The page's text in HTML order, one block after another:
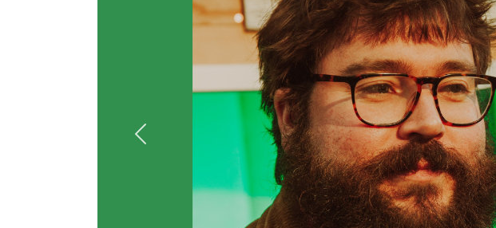
Previous